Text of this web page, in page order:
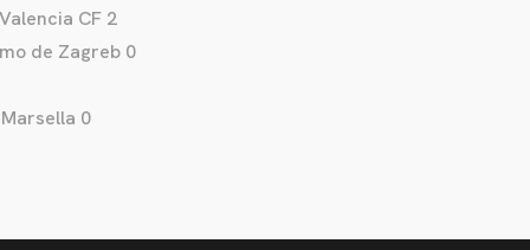
CF 2
de Zagreb 0
0